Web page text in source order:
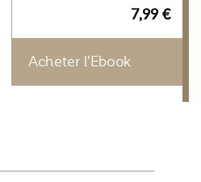
7,99 €
Acheter l'Ebook